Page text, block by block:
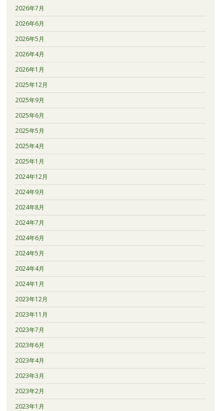
2026年7月
2026年6月
2026年5月
2026年4月
2026年1月
2025年12月
2025年9月
2025年6月
2025年5月
2025年4月
2025年1月
2024年12月
2024年9月
2024年8月
2024年7月
2024年6月
2024年5月
2024年4月
2024年1月
2023年12月
2023年11月
2023年7月
2023年6月
2023年4月
2023年3月
2023年2月
2023年1月